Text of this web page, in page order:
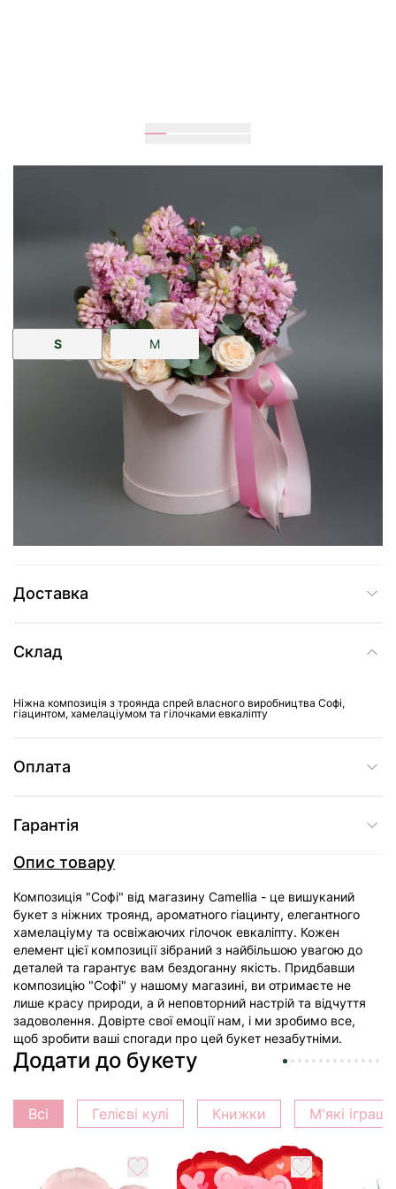
25см
S M
3 099 грн
Додати до кошика
Купити в один клік
Доставка
Склад
Ніжна композиція з троянда спрей власного виробництва Софі,
гіацинтом, хамелаціумом та гілочками евкаліпту
Оплата
Гарантія
Опис товару
Композиція "Софі" від магазину Camellia - це вишуканий
букет з ніжних троянд, ароматного гіацинту, елегантного
хамелаціуму та освіжаючих гілочок евкаліпту. Кожен
елемент цієї композиції зібраний з найбільшою увагою до
деталей та гарантує вам бездоганну якість. Придбавши
композицію "Софі" у нашому магазині, ви отримаєте не
лише красу природи, а й неповторний настрій та відчуття
задоволення. Довірте свої емоції нам, і ми зробимо все,
щоб зробити ваші спогади про цей букет незабутніми.
Додати до букету
Всі Гелієві кулі Книжки М'які